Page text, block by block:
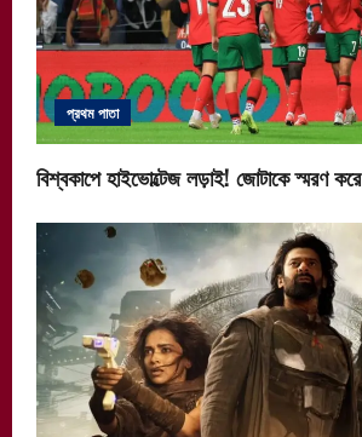
প্রথম পাতা
বিশ্বকাপে হাইভোল্টেজ লড়াই! জোটাকে স্মরণ